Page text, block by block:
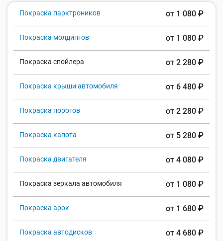
Покраска парктроников от 1 080 ₽
Покраска молдингов от 1 080 ₽
Покраска спойлера от 2 280 ₽
Покраска крыши автомобиля от 6 480 ₽
Покраска порогов от 2 280 ₽
Покраска капота от 5 280 ₽
Покраска двигателя от 4 080 ₽
Покраска зеркала автомобиля от 1 080 ₽
Покраска арок от 1 680 ₽
Покраска автодисков от 4 680 ₽